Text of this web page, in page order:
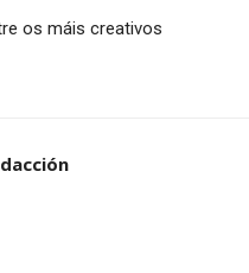
os máis creativos